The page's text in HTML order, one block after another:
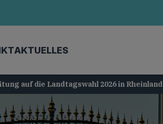
AKTUELLES
die Landtagswahl 2026 in Rheinland-Pfalz